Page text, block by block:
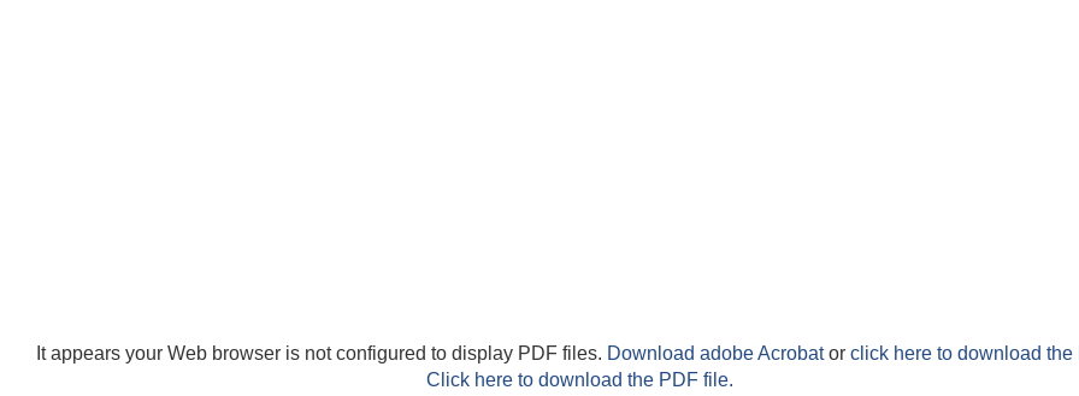
It appears your Web browser is not configured to display PDF files. Download adobe Acrobator click here to download the
Click here to download the PDF file.